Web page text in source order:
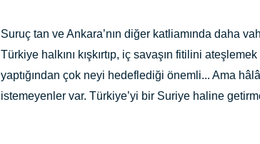
Suruç tan ve Ankara’nın diğer katliamında daha
Türkiye halkını kışkırtıp, iç savaşın fitilini
yaptığından çok neyi hedeflediği önemli... Ama
istemeyenler var. Türkiye’yi bir Suriye haline